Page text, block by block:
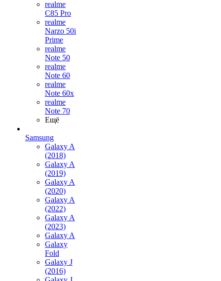
realme
C85 Pro
realme
Narzo 50i
Prime
realme
Note 50
realme
Note 60
realme
Note 60x
realme
Note 70
Ещё
Samsung
Galaxy A
(2018)
Galaxy A
(2019)
Galaxy A
(2020)
Galaxy A
(2022)
Galaxy A
(2023)
Galaxy A
Galaxy
Fold
Galaxy J
(2016)